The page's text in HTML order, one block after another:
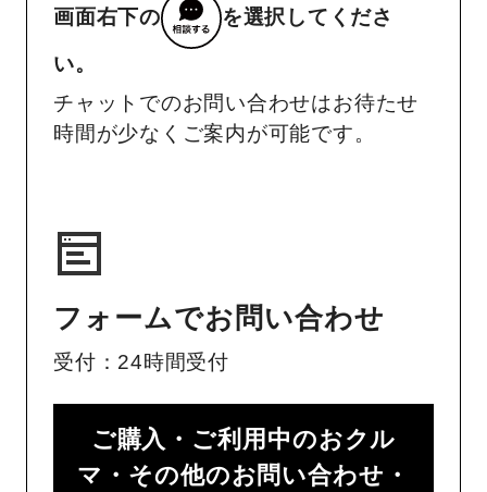
画面右下の を選択してくださ
い。
チャットでのお問い合わせはお待たせ
時間が少なくご案内が可能です。
フォームでお問い合わせ
受付：24時間受付
ご購入・ご利用中のおクル
マ・その他のお問い合わせ・